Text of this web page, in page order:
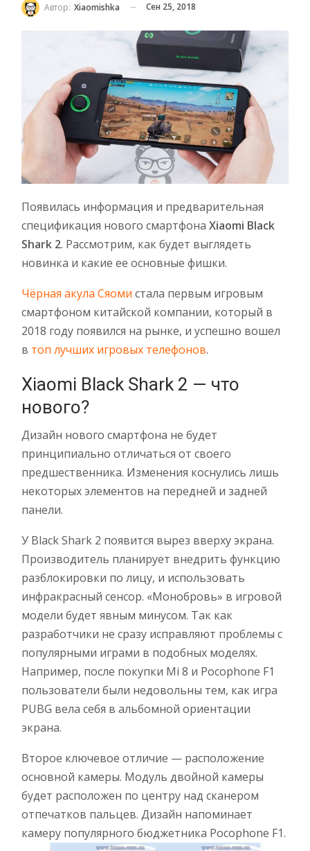
Автор: Xiaomishka Сен 25, 2018
Появилась информация и предварительная
спецификация нового смартфона Xiaomi Black
Shark 2. Рассмотрим, как будет выглядеть
новинка и какие ее основные фишки.
Чёрная акула Сяоми стала первым игровым
смартфоном китайской компании, который в
2018 году появился на рынке, и успешно вошел
в топ лучших игровых телефонов.
Xiaomi Black Shark 2 — что
нового?
Дизайн нового смартфона не будет
принципиально отличаться от своего
предшественника. Изменения коснулись лишь
некоторых элементов на передней и задней
панели.
У Black Shark 2 появится вырез вверху экрана.
Производитель планирует внедрить функцию
разблокировки по лицу, и использовать
инфракрасный сенсор. «Монобровь» в игровой
модели будет явным минусом. Так как
разработчики не сразу исправляют проблемы с
популярными играми в подобных моделях.
Например, после покупки Mi 8 и Pocophone F1
пользователи были недовольны тем, как игра
PUBG вела себя в альбомной ориентации
экрана.
Второе ключевое отличие — расположение
основной камеры. Модуль двойной камеры
будет расположен по центру над сканером
отпечатков пальцев. Дизайн напоминает
камеру популярного бюджетника Pocophone F1.